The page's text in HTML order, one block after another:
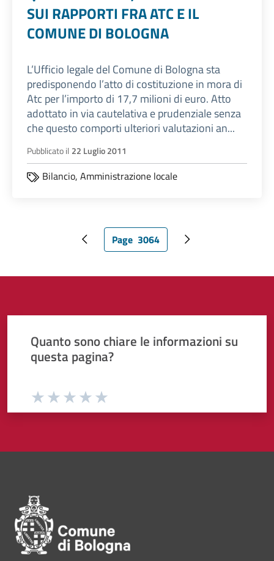
SUI RAPPORTI FRA ATC E IL
COMUNE DI BOLOGNA
L’Ufficio legale del Comune di Bologna sta
predisponendo l’atto di costituzione in mora di
Atc per l’importo di 17,7 milioni di euro. Atto
adottato in via cautelativa e prudenziale senza
che questo comporti ulteriori valutazioni an...
Pubblicato il 22 Luglio 2011
Bilancio, Amministrazione locale
Pagina precedentePagina attuale
Page 3064 Pagina successiva
Quanto sono chiare le informazioni su
questa pagina?
Valuta da 1 a 5 stelle la paginaValuta 4 stelle su 5
Valuta 3 stelle su 5
Valuta 2 stelle su 5
Valuta 1 stelle su 5